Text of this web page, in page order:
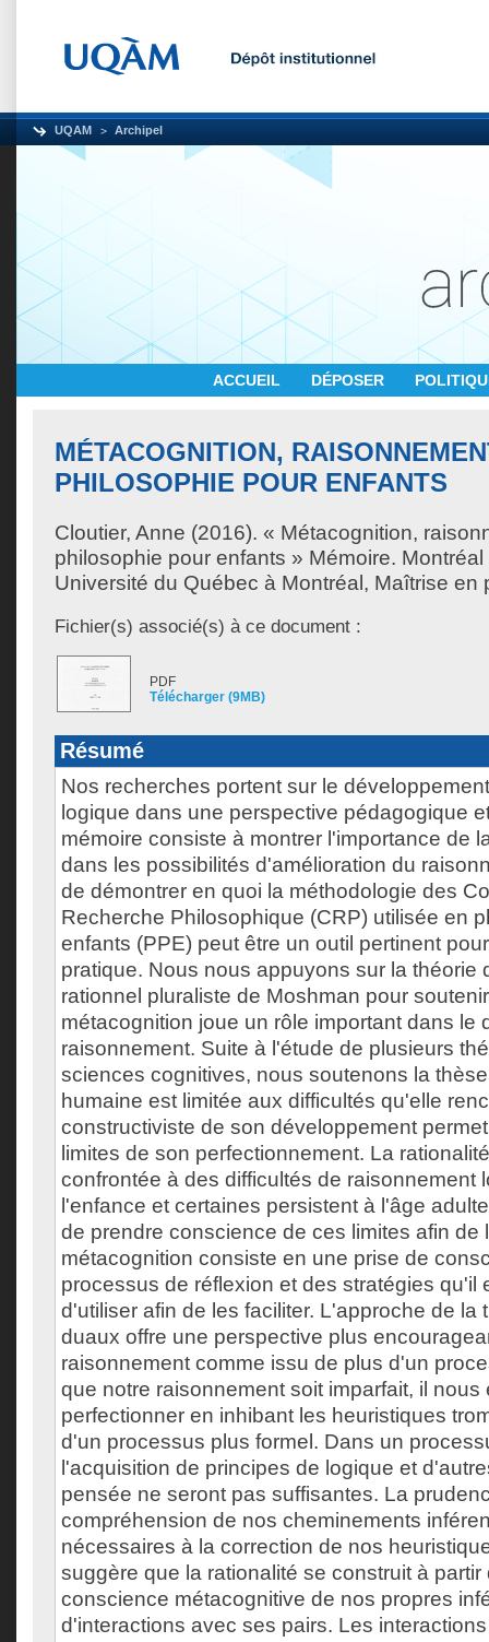
UQAM Archipel
ACCUEIL DÉPOSER
MÉTACOGNITION,
PHILOSOPHIE POUR ENFANTS
Cloutier, Anne (2016). « Métacognition,
philosophie pour enfants » Mémoire.
Université du Québec à Montréal, Maîtrise en
Fichier(s) associé(s) à ce document :
PDF
Télécharger (9MB)
Résumé
Nos recherches portent sur le
logique dans une perspective pédagogique
mémoire consiste à montrer l'importance de
dans les possibilités d'amélioration du
de démontrer en quoi la méthodologie des
Recherche Philosophique (CRP) utilisée en
enfants (PPE) peut être un outil pertinent
pratique. Nous nous appuyons sur la théorie
rationnel pluraliste de Moshman pour
métacognition joue un rôle important dans le
raisonnement. Suite à l'étude de plusieurs
sciences cognitives, nous soutenons la
humaine est limitée aux difficultés qu'elle
constructiviste de son développement
limites de son perfectionnement. La
confrontée à des difficultés de raisonnement
l'enfance et certaines persistent à l'âge
de prendre conscience de ces limites afin de
métacognition consiste en une prise de
processus de réflexion et des stratégies qu'il
d'utiliser afin de les faciliter. L'approche de la
duaux offre une perspective plus
raisonnement comme issu de plus d'un
que notre raisonnement soit imparfait, il nous
perfectionner en inhibant les heuristiques
d'un processus plus formel. Dans un
l'acquisition de principes de logique et
pensée ne seront pas suffisantes. La
compréhension de nos cheminements
nécessaires à la correction de nos
suggère que la rationalité se construit à
conscience métacognitive de nos propres
d'interactions avec ses pairs. Les